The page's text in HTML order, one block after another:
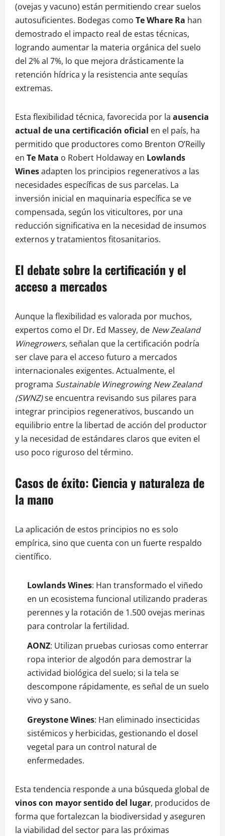
(ovejas y vacuno) están permitiendo crear suelos
autosuficientes. Bodegas como Te Whare Ra han
demostrado el impacto real de estas técnicas,
logrando aumentar la materia orgánica del suelo
del 2% al 7%, lo que mejora drásticamente la
retención hídrica y la resistencia ante sequías
extremas.
Esta flexibilidad técnica, favorecida por la ausencia
actual de una certificación oficial en el país, ha
permitido que productores como Brenton O’Reilly
en Te Mata o Robert Holdaway en Lowlands
Winesadapten los principios regenerativos a las
necesidades específicas de sus parcelas. La
inversión inicial en maquinaria específica se ve
compensada, según los viticultores, por una
reducción significativa en la necesidad de insumos
externos y tratamientos fitosanitarios.
El debate sobre la certificación y el
acceso a mercados
Aunque la flexibilidad es valorada por muchos,
expertos como el Dr. Ed Massey, de New Zealand
Winegrowers, señalan que la certificación podría
ser clave para el acceso futuro a mercados
internacionales exigentes. Actualmente, el
programa Sustainable Winegrowing New Zealand
(SWNZ)se encuentra revisando sus pilares para
integrar principios regenerativos, buscando un
equilibrio entre la libertad de acción del productor
y la necesidad de estándares claros que eviten el
uso poco riguroso del término.
Casos de éxito: Ciencia y naturaleza de
la mano
La aplicación de estos principios no es solo
empírica, sino que cuenta con un fuerte respaldo
científico.
Lowlands Wines: Han transformado el viñedo
en un ecosistema funcional utilizando praderas
perennes y la rotación de 1.500 ovejas merinas
para controlar la fertilidad.
AONZ: Utilizan pruebas curiosas como enterrar
ropa interior de algodón para demostrar la
actividad biológica del suelo; si la tela se
descompone rápidamente, es señal de un suelo
vivo y sano.
Greystone Wines: Han eliminado insecticidas
sistémicos y herbicidas, gestionando el dosel
vegetal para un control natural de
enfermedades.
Esta tendencia responde a una búsqueda global de
vinos con mayor sentido del lugar, producidos de
forma que fortalezcan la biodiversidad y aseguren
la viabilidad del sector para las próximas